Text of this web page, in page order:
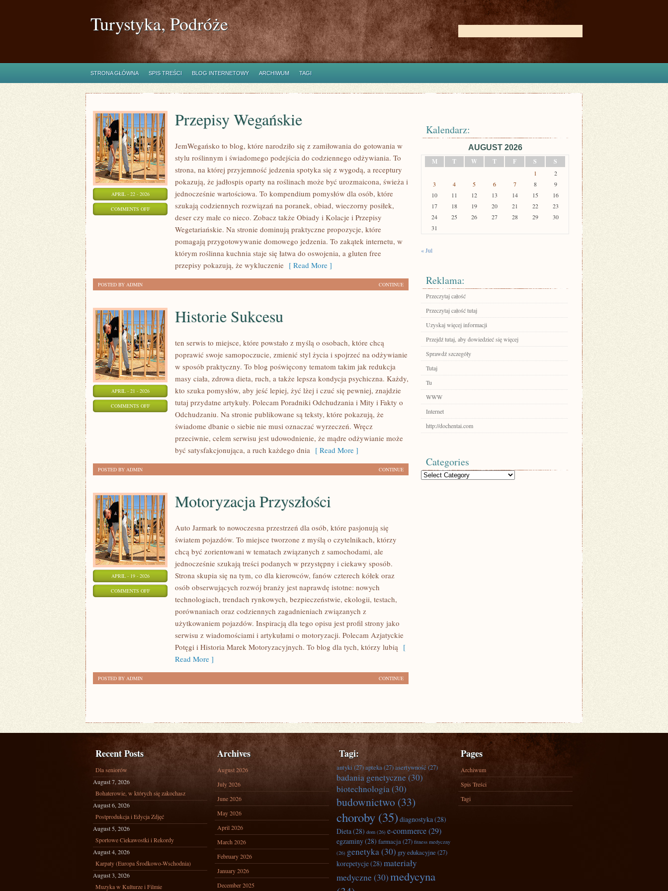
Turystyka, Podróże
STRONA GŁÓWNA SPIS TREŚCI BLOG INTERNETOWY ARCHIWUM TAGI
APRIL - 22 - 2026
COMMENTS OFFON
WEGAŃSKIE
Przepisy Wegańskie
JemWegańsko to blog, które narodziło się z zamiłowania do gotowania w
stylu roślinnym i świadomego podejścia do codziennego odżywiania. To
strona, na której przyjemność jedzenia spotyka się z wygodą, a receptury
pokazują, że jadłospis oparty na roślinach może być urozmaicona, świeża i
jednocześnie wartościowa. To kompendium pomysłów dla osób, które
szukają codziennych rozwiązań na poranek, obiad, wieczorny posiłek,
deser czy małe co nieco. Zobacz także Obiady i Kolacje i Przepisy
Wegetariańskie. Na stronie dominują praktyczne propozycje, które
pomagają przygotowywanie domowego jedzenia. To zakątek internetu, w
którym roślinna kuchnia staje się łatwa do oswojenia, a gluten free
przepisy pokazują, że wykluczenie [ Read More ]
CONTINUE
POSTED BY ADMIN
APRIL - 21 - 2026
COMMENTS OFFON
Historie Sukcesu
ten serwis to miejsce, które powstało z myślą o osobach, które chcą
poprawić swoje samopoczucie, zmienić styl życia i spojrzeć na odżywianie
w sposób praktyczny. To blog poświęcony tematom takim jak redukcja
masy ciała, zdrowa dieta, ruch, a także lepsza kondycja psychiczna. Każdy,
kto szuka pomysłów, aby jeść lepiej, żyć lżej i czuć się pewniej, znajdzie
tutaj przydatne artykuły. Polecam Poradniki Odchudzania i Mity i Fakty o
Odchudzaniu. Na stronie publikowane są teksty, które pokazują, że
świadome dbanie o siebie nie musi oznaczać wyrzeczeń. Wręcz
przeciwnie, celem serwisu jest udowodnienie, że mądre odżywianie może
być satysfakcjonująca, a ruch każdego dnia [ Read More ]
CONTINUE
POSTED BY ADMIN
APRIL - 19 - 2026
COMMENTS OFFON
MOTORYZACJA
PRZYSZŁOŚCI
Motoryzacja Przyszłości
Auto Jarmark to nowoczesna przestrzeń dla osób, które pasjonują się
światem pojazdów. To miejsce tworzone z myślą o czytelnikach, którzy
chcą być zorientowani w tematach związanych z samochodami, ale
jednocześnie szukają treści podanych w przystępny i ciekawy sposób.
Strona skupia się na tym, co dla kierowców, fanów czterech kółek oraz
osób obserwujących rozwój branży jest naprawdę istotne: nowych
technologiach, trendach rynkowych, bezpieczeństwie, ekologii, testach,
porównaniach oraz codziennych zagadnieniach związanych z
użytkowaniem pojazdów. Inspiracją dla tego opisu jest profil strony jako
serwisu z wiadomościami i artykułami o motoryzacji. Polecam Azjatyckie
Potęgi i Historia Marek Motoryzacyjnych. To blog dla tych, którzy lubią [
Read More ]
CONTINUE
POSTED BY ADMIN
Kalendarz:
AUGUST 2026
M
T W T F S S
1
2
3
4 5 6 7 8
9
10
11 12 13 14 15
16
17
18 19 20 21 22
23
24
25 26 27 28 29
30
31
« Jul
Reklama:
Przeczytaj całość
Przeczytaj całość tutaj
Uzyskaj więcej informacji
Przejdź tutaj, aby dowiedzieć się więcej
Sprawdź szczegóły
Tutaj
Tu
WWW
Internet
http://dochentai.com
Categories
Categories
Recent Posts
Dla seniorów
August 7, 2026
Bohaterowie, w których się zakochasz
August 6, 2026
Postprodukcja i Edycja Zdjęć
August 5, 2026
Sportowe Ciekawostki i Rekordy
August 4, 2026
Karpaty (Europa Środkowo-Wschodnia)
August 3, 2026
Muzyka w Kulturze i Filmie
Archives
August 2026
July 2026
June 2026
May 2026
April 2026
March 2026
February 2026
January 2026
December 2025
Tagi:
antyki(27)apteka(27)asertywność(27)
badania genetyczne(30)
biotechnologia(30)
budownictwo (33)
choroby (35) diagnostyka(28)
Dieta(28) dom (26) e-commerce(29)
egzaminy(28) farmacja(27) fitness medyczny
(26) genetyka(30) gry edukacyjne (27)
korepetycje(28) materiały
medyczne (30)medycyna
Pages
Archiwum
Spis Treści
Tagi